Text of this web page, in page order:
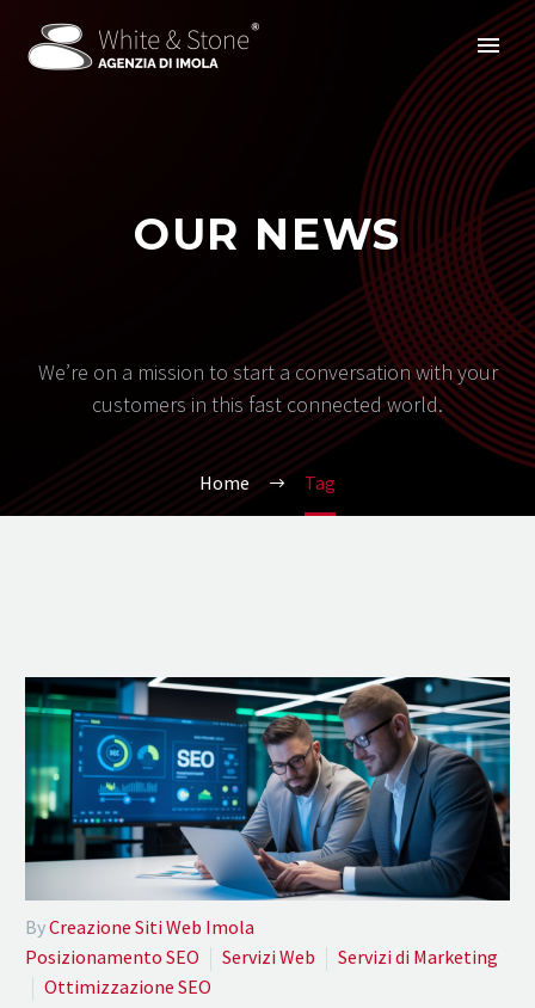
OUR NEWS
We’re on a mission to start a conversation with your
customers in this fast connected world.
Home Tag
ByCreazione Siti Web Imola
Posizionamento SEO
Servizi Web
Servizi di Marketing
Ottimizzazione SEO